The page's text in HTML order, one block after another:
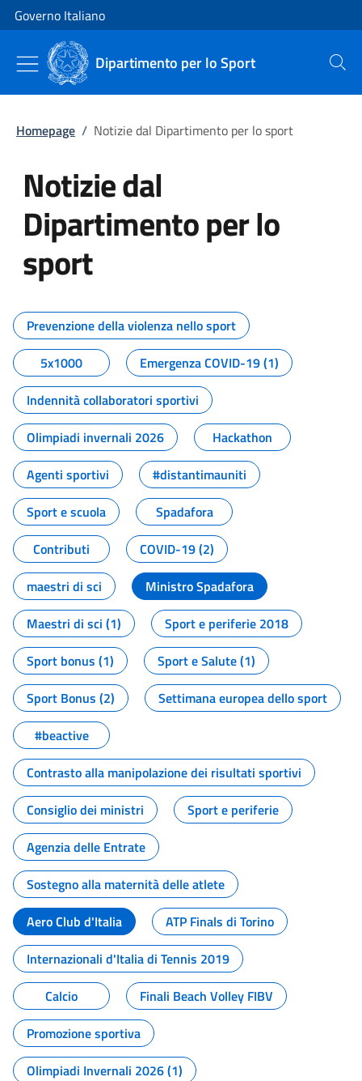
Vai al contenuto
Vai alla navigazione del sito
Governo Italiano
Dipartimento per lo Sport Cerca
Homepage / Notizie dal Dipartimento per lo sport
Notizie dal
Dipartimento per lo
sport
Tutti i contenuti della pagina
Prevenzione della violenza nello sport
5x1000
Emergenza COVID-19 (1)
Indennità collaboratori sportivi
Olimpiadi invernali 2026
Hackathon
Agenti sportivi
#distantimauniti
Sport e scuola
Spadafora
Contributi
COVID-19 (2)
maestri di sci
Ministro Spadafora
Maestri di sci (1)
Sport e periferie 2018
Sport bonus (1)
Sport e Salute (1)
Sport Bonus (2)
Settimana europea dello sport
#beactive
Contrasto alla manipolazione dei risultati sportivi
Consiglio dei ministri
Sport e periferie
Agenzia delle Entrate
Sostegno alla maternità delle atlete
Aero Club d'Italia
ATP Finals di Torino
Internazionali d'Italia di Tennis 2019
Calcio
Finali Beach Volley FIBV
Promozione sportiva
Olimpiadi Invernali 2026 (1)